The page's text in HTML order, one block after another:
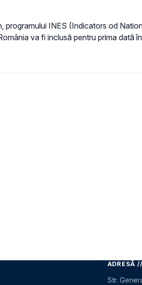
programului INES (Indicators od
va fi inclusă pentru prima dată în
ADRESĂ
Str.